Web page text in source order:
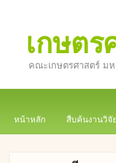
เกษตร
คณะเกษตรศาสตร์ ม
หน้าหลัก สืบค้นงานวิจัย